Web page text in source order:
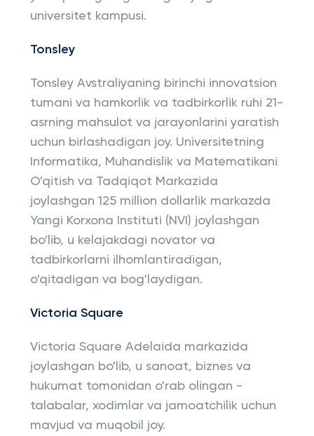
universitet kampusi.
Tonsley
Tonsley Avstraliyaning birinchi innovatsion
tumani va hamkorlik va tadbirkorlik ruhi 21-
asrning mahsulot va jarayonlarini yaratish
uchun birlashadigan joy. Universitetning
Informatika, Muhandislik va Matematikani
O'qitish va Tadqiqot Markazida
joylashgan 125 million dollarlik markazda
Yangi Korxona Instituti (NVI) joylashgan
bo'lib, u kelajakdagi novator va
tadbirkorlarni ilhomlantiradigan,
o'qitadigan va bog'laydigan.
Victoria Square
Victoria Square Adelaida markazida
joylashgan bo'lib, u sanoat, biznes va
hukumat tomonidan o'rab olingan -
talabalar, xodimlar va jamoatchilik uchun
mavjud va muqobil joy.